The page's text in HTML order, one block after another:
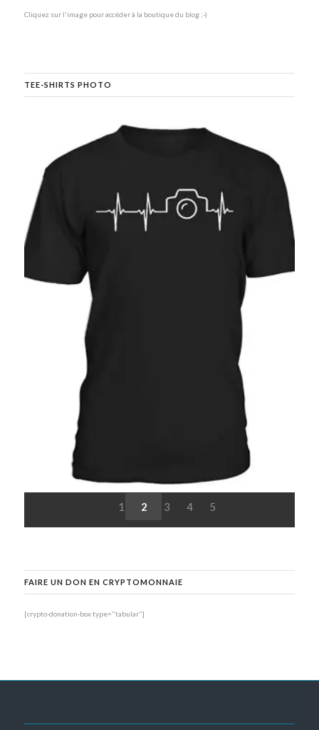
Cliquez sur l'image pour accéder à la boutique du blog ;-)
TEE-SHIRTS PHOTO
1 2 3 4 5
FAIRE UN DON EN CRYPTOMONNAIE
[crypto-donation-box type="tabular"]